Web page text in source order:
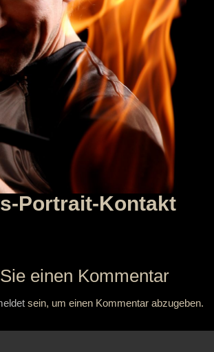
Portrait-Kontakt
einen Kommentar
sein, um einen Kommentar abzugeben.